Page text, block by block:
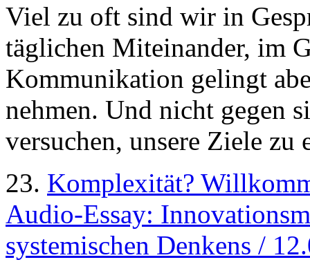
Viel zu oft sind wir in
täglichen Miteinander, im
Kommunikation gelingt
nehmen. Und nicht gegen
versuchen, unsere Ziele zu
23. Komplexität?
Audio-Essay:
systemischen Denkens /